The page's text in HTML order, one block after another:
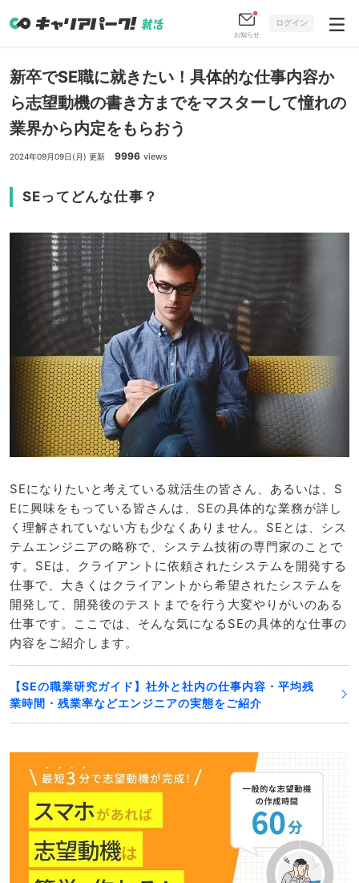
お知らせ
ログイン
新卒でSE職に就きたい！具体的な仕事内容か
ら志望動機の書き方までをマスターして憧れの
業界から内定をもらおう
2024年09月09日(月) 更新 9996 views
SEってどんな仕事？
SEになりたいと考えている就活生の皆さん、あるいは、S
Eに興味をもっている皆さんは、SEの具体的な業務が詳し
く理解されていない方も少なくありません。SEとは、シス
テムエンジニアの略称で、システム技術の専門家のことで
す。SEは、クライアントに依頼されたシステムを開発する
仕事で、大きくはクライアントから希望されたシステムを
開発して、開発後のテストまでを行う大変やりがいのある
仕事です。ここでは、そんな気になるSEの具体的な仕事の
内容をご紹介します。
【SEの職業研究ガイド】社外と社内の仕事内容・平均残
業時間・残業率などエンジニアの実態をご紹介